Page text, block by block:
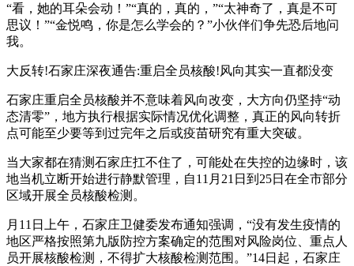
“看，她的耳朵会动！”“真的，真的，”“太神奇了，真是不可
思议！”“金悦鸣，你是怎么学会的？”小伙伴们争先恐后地问
我。
大反转!石家庄深夜通告:重启全员核酸!风向其实一直都没变
石家庄重启全员核酸并不意味着风向改变，大方向仍坚持“动
态清零”，地方执行根据实际情况优化调整，真正的风向转折
点可能至少要等到过完年之后或疫苗研究有重大突破。
当大家都在猜测石家庄扛不住了，可能处在失控的边缘时，该
地当机立断开始进行静默管理，自11月21日到25日在全市部分
区域开展全员核酸检测。
月11日上午，石家庄卫健委发布通知强调，“没有发生疫情的
地区严格按照第九版防控方案确定的范围对风险岗位、重点人
员开展核酸检测，不得扩大核酸检测范围。”14日起，石家庄